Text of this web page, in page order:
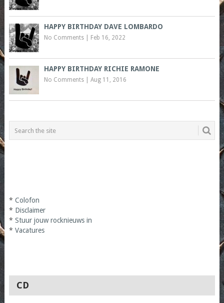
HAPPY BIRTHDAY DAVE LOMBARDO
No Comments| Feb 16, 2022
HAPPY BIRTHDAY RICHIE RAMONE
No Comments| Aug 11, 2016
* Colofon
* Disclaimer
* Stuur jouw rocknieuws in
* Vacatures
CD